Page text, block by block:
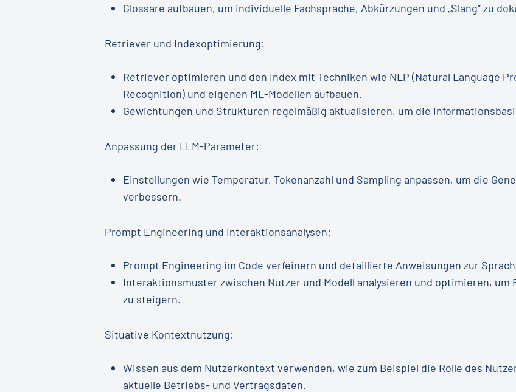
Glossare aufbauen, um individuelle Fachsprache, Abkürzungen und „Slang“ zu
Retriever und Indexoptimierung:
Retriever optimieren und den Index mit Techniken wie NLP (Natural Language
Recognition) und eigenen ML-Modellen aufbauen.
Gewichtungen und Strukturen regelmäßig aktualisieren, um die
Anpassung der LLM-Parameter:
Einstellungen wie Temperatur, Tokenanzahl und Sampling anpassen, um die
verbessern.
Prompt Engineering und Interaktionsanalysen:
Prompt Engineering im Code verfeinern und detaillierte Anweisungen zur
Interaktionsmuster zwischen Nutzer und Modell analysieren und optimieren, um
zu steigern.
Situative Kontextnutzung:
Wissen aus dem Nutzerkontext verwenden, wie zum Beispiel die Rolle des
aktuelle Betriebs- und Vertragsdaten.